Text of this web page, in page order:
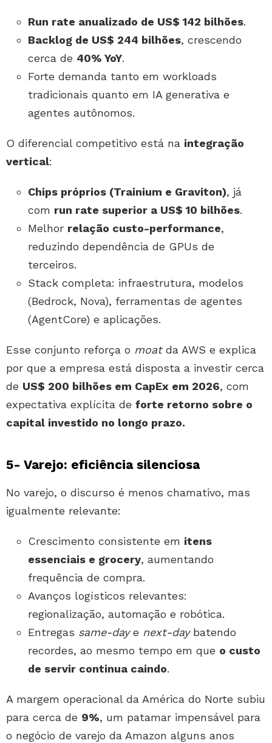
Run rate anualizado de US$ 142 bilhões.
Backlog de US$ 244 bilhões, crescendo
cerca de 40% YoY.
Forte demanda tanto em workloads
tradicionais quanto em IA generativa e
agentes autônomos.
O diferencial competitivo está na integração
vertical:
Chips próprios (Trainium e Graviton), já
com run rate superior a US$ 10 bilhões.
Melhor relação custo-performance,
reduzindo dependência de GPUs de
terceiros.
Stack completa: infraestrutura, modelos
(Bedrock, Nova), ferramentas de agentes
(AgentCore) e aplicações.
Esse conjunto reforça o moatda AWS e explica
por que a empresa está disposta a investir cerca
de US$ 200 bilhões em CapEx em 2026, com
expectativa explícita de forte retorno sobre o
capital investido no longo prazo.
5- Varejo: eficiência silenciosa
No varejo, o discurso é menos chamativo, mas
igualmente relevante:
Crescimento consistente em itens
essenciais e grocery, aumentando
frequência de compra.
Avanços logísticos relevantes:
regionalização, automação e robótica.
Entregas same-daye next-daybatendo
recordes, ao mesmo tempo em que o custo
de servir continua caindo.
A margem operacional da América do Norte subiu
para cerca de 9%, um patamar impensável para
o negócio de varejo da Amazon alguns anos